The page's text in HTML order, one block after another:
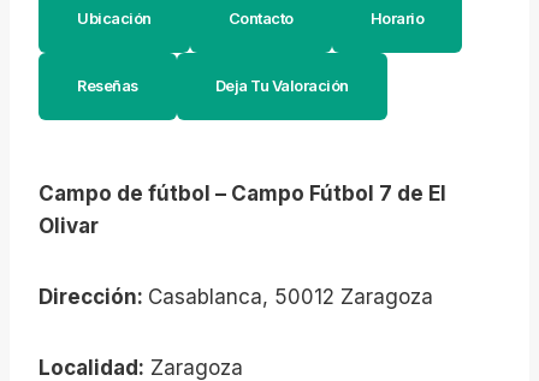
Ubicación Contacto Horario
Reseñas Deja Tu Valoración
Campo de fútbol – Campo Fútbol 7 de El
Olivar
Dirección: Casablanca, 50012 Zaragoza
Localidad: Zaragoza